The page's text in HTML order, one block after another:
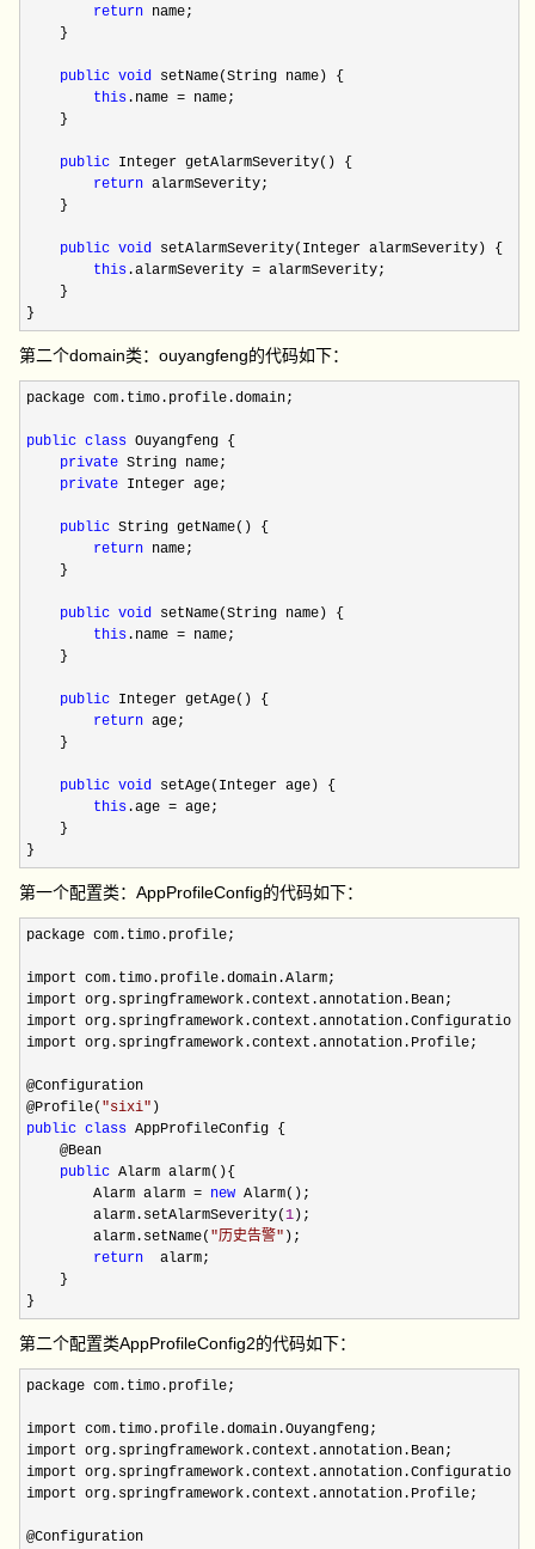
return name;
    }
public void setName(String name) {
this .name = name;
    }
public Integer getAlarmSeverity() {
return alarmSeverity;
    }
public void setAlarmSeverity(Integer alarmSeverity) {
this .alarmSeverity = alarmSeverity;
    }
}
第二个domain类：ouyangfeng的代码如下：
package com.timo.profile.domain;
public class Ouyangfeng {
private String name;
private Integer age;
public String getName() {
return name;
    }
public void setName(String name) {
this .name = name;
    }
public Integer getAge() {
return age;
    }
public void setAge(Integer age) {
this .age = age;
    }
}
第一个配置类：AppProfileConfig的代码如下：
package com.timo.profile;
import com.timo.profile.domain.Alarm;
import org.springframework.context.annotation.Bean;
import org.springframework.context.annotation.Configuration;
import org.springframework.context.annotation.Profile;
@Configuration
@Profile( "sixi"
public class AppProfileConfig {
    @Bean
public Alarm alarm(){
        Alarm alarm
= new Alarm();
        alarm.setAlarmSeverity(
1 );
        alarm.setName(
"历史告警" );
return
  alarm;
    }
}
第二个配置类AppProfileConfig2的代码如下：
package com.timo.profile;
import com.timo.profile.domain.Ouyangfeng;
import org.springframework.context.annotation.Bean;
import org.springframework.context.annotation.Configuration;
import org.springframework.context.annotation.Profile;
@Configuration